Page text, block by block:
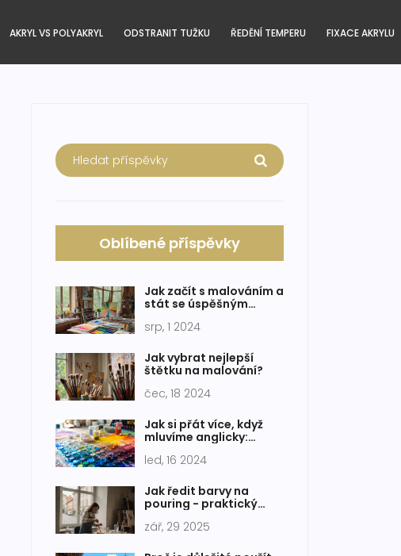
AKRYL VS POLYAKRYL ODSTRANIT TUŽKU ŘEDĚNÍ TEMPERU FIXACE AKRYLU
Oblíbené příspěvky
Jak začít s malováním a
stát se úspěšným
srp, 1 2024
Jak vybrat nejlepší
štětku na malování?
čec, 18 2024
Jak si přát více, když
mluvíme anglicky:
dovednosti
led, 16 2024
Jak ředit barvy na
pouring - praktický
zář, 29 2025